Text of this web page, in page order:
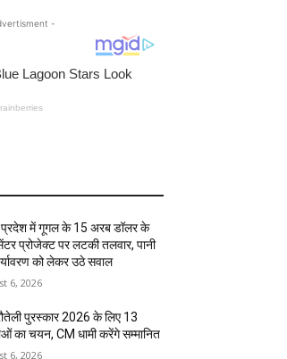
-
में गूगल के 15 अरब डॉलर के
प्रोजेक्ट पर लटकी तलवार, पानी
को लेकर उठे सवाल
6, 2026
पुरस्कार 2026 के लिए 13
का चयन, CM धामी करेंगे सम्मानित
6, 2026